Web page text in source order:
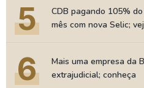
5
CDB pagando 105%
mês com nova Selic;
6
Mais uma empresa da
extrajudicial; conheça